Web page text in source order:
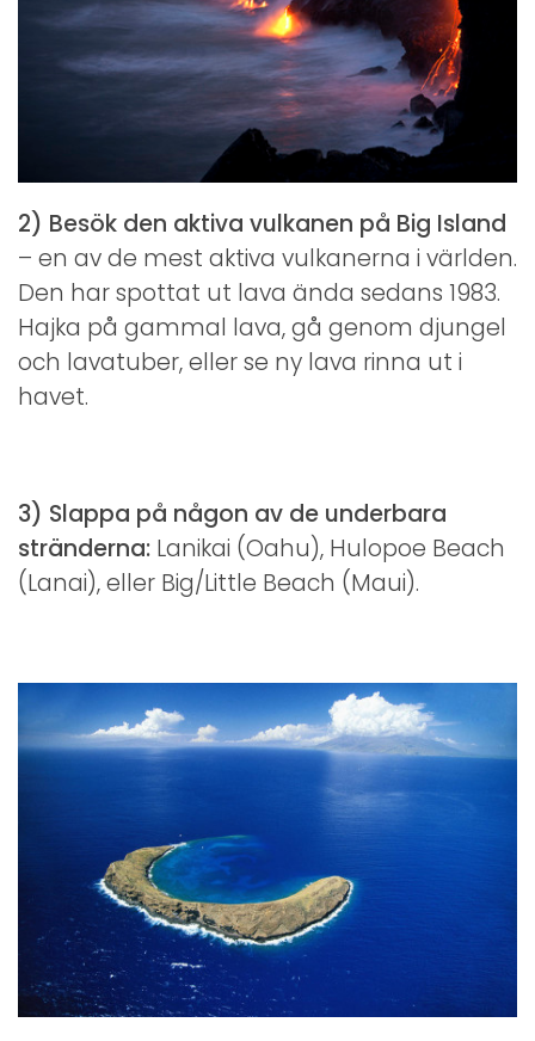
2) Besök den aktiva vulkanen på Big Island
– en av de mest aktiva vulkanerna i världen.
Den har spottat ut lava ända sedans 1983.
Hajka på gammal lava, gå genom djungel
och lavatuber, eller se ny lava rinna ut i
havet.
3) Slappa på någon av de underbara
stränderna: Lanikai (Oahu), Hulopoe Beach
(Lanai), eller Big/Little Beach (Maui).